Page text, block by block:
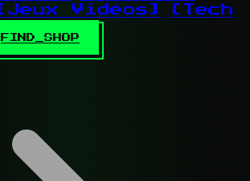
[Jeux Vidéos]
[Tech
FIND_SHOP